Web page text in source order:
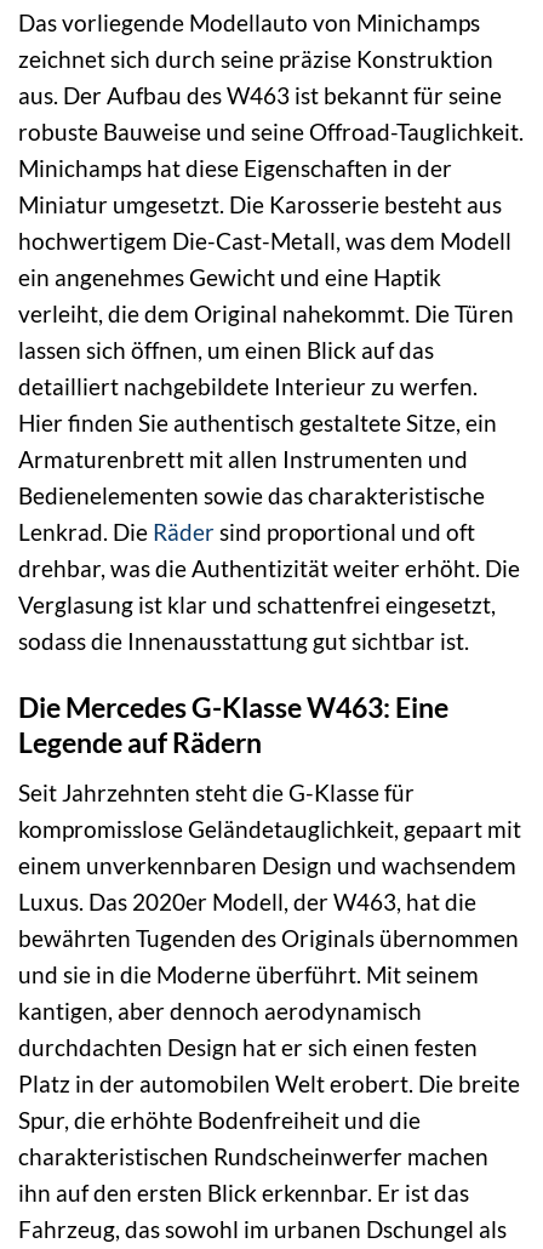
Das vorliegende Modellauto von Minichamps
zeichnet sich durch seine präzise Konstruktion
aus. Der Aufbau des W463 ist bekannt für seine
robuste Bauweise und seine Offroad-Tauglichkeit.
Minichamps hat diese Eigenschaften in der
Miniatur umgesetzt. Die Karosserie besteht aus
hochwertigem Die-Cast-Metall, was dem Modell
ein angenehmes Gewicht und eine Haptik
verleiht, die dem Original nahekommt. Die Türen
lassen sich öffnen, um einen Blick auf das
detailliert nachgebildete Interieur zu werfen.
Hier finden Sie authentisch gestaltete Sitze, ein
Armaturenbrett mit allen Instrumenten und
Bedienelementen sowie das charakteristische
Lenkrad. Die Rädersind proportional und oft
drehbar, was die Authentizität weiter erhöht. Die
Verglasung ist klar und schattenfrei eingesetzt,
sodass die Innenausstattung gut sichtbar ist.
Die Mercedes G-Klasse W463: Eine
Legende auf Rädern
Seit Jahrzehnten steht die G-Klasse für
kompromisslose Geländetauglichkeit, gepaart mit
einem unverkennbaren Design und wachsendem
Luxus. Das 2020er Modell, der W463, hat die
bewährten Tugenden des Originals übernommen
und sie in die Moderne überführt. Mit seinem
kantigen, aber dennoch aerodynamisch
durchdachten Design hat er sich einen festen
Platz in der automobilen Welt erobert. Die breite
Spur, die erhöhte Bodenfreiheit und die
charakteristischen Rundscheinwerfer machen
ihn auf den ersten Blick erkennbar. Er ist das
Fahrzeug, das sowohl im urbanen Dschungel als